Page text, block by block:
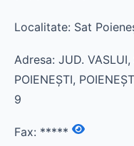
Localitate: Sat
Adresa: JUD.
POIENEŞTI,
9
Fax: *****